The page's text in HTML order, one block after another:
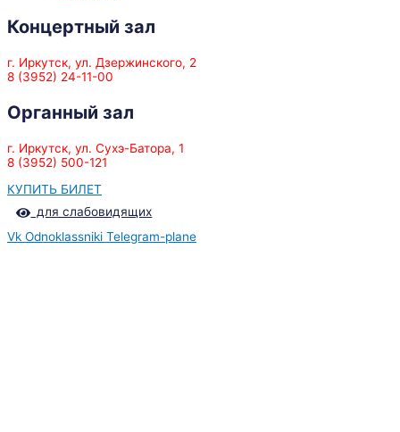
Концертный зал
г. Иркутск, ул. Дзержинского, 2
8 (3952) 24-11-00
Органный зал
г. Иркутск, ул. Сухэ-Батора, 1
8 (3952) 500-121
КУПИТЬ БИЛЕТ
для слабовидящих
Vk Odnoklassniki Telegram-plane